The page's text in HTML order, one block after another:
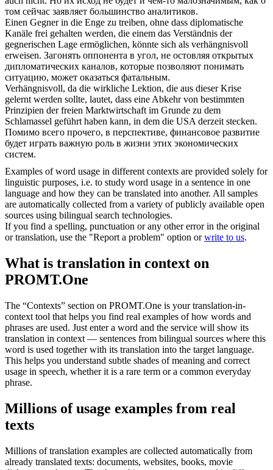
том сейчас заявляет большинство аналитиков.
Einen Gegner in die Enge zu treiben, ohne dass diplomatische
Kanäle frei gehalten werden, die einem das Verständnis der
gegnerischen Lage ermöglichen, könnte sich als verhängnisvoll
erweisen. Загонять оппонента в угол, не остовляя открытых
дипломатических каналов, которые позволяют понимать
ситуацию, может оказаться фатальным.
Verhängnisvoll, da die wirkliche Lektion, die aus dieser Krise
gelernt werden sollte, lautet, dass eine Abkehr von bestimmten
Prinzipien der freien Marktwirtschaft im Grunde zu dem
Schlamassel geführt haben kann, in dem die USA derzeit stecken.
Помимо всего прочего, в перспективе, финансовое развитие
будет играть важную роль в жизни этих экономических
систем.
Examples of word usage in different contexts are provided solely for
linguistic purposes, i.e. to study word usage in a sentence in one
language and how they can be translated into another. All samples
are automatically collected from a variety of publicly available open
sources using bilingual search technologies.
If you find a spelling, punctuation or any other error in the original
or translation, use the "Report a problem" option orwrite to us.
What is translation in context on
PROMT.One
The “Contexts” section on PROMT.One is your translation-in-
context tool that helps you find real examples of how words and
phrases are used. Just enter a word and the service will show its
translation in context — sentences from bilingual sources where this
word is used together with its translation into the target language.
This helps you understand subtle shades of meaning and correct
usage in speech, whether it is a rare term or a common everyday
phrase.
Millions of usage examples from real
texts
Millions of translation examples are collected automatically from
already translated texts: documents, websites, books, movie